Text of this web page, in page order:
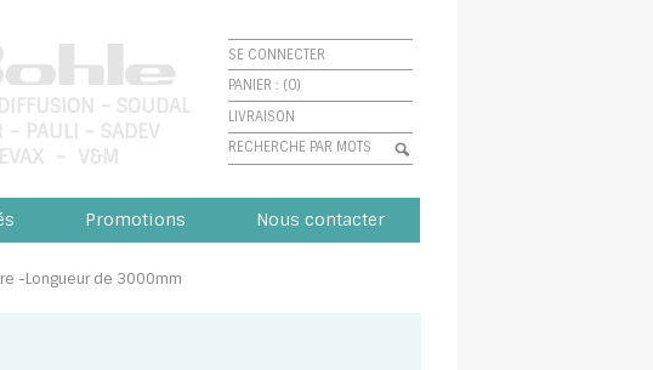
- SOUDAL
- PAULI - SADEV
- V&M
SE CONNECTER
PANIER : (0)
LIVRAISON
Promotions Nous contacter
-Longueur de 3000mm